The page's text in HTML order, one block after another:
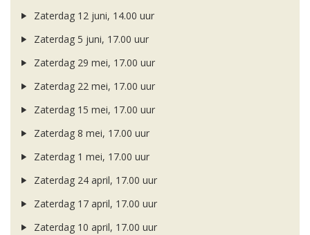
Zaterdag 12 juni, 14.00 uur
Zaterdag 5 juni, 17.00 uur
Zaterdag 29 mei, 17.00 uur
Zaterdag 22 mei, 17.00 uur
Zaterdag 15 mei, 17.00 uur
Zaterdag 8 mei, 17.00 uur
Zaterdag 1 mei, 17.00 uur
Zaterdag 24 april, 17.00 uur
Zaterdag 17 april, 17.00 uur
Zaterdag 10 april, 17.00 uur